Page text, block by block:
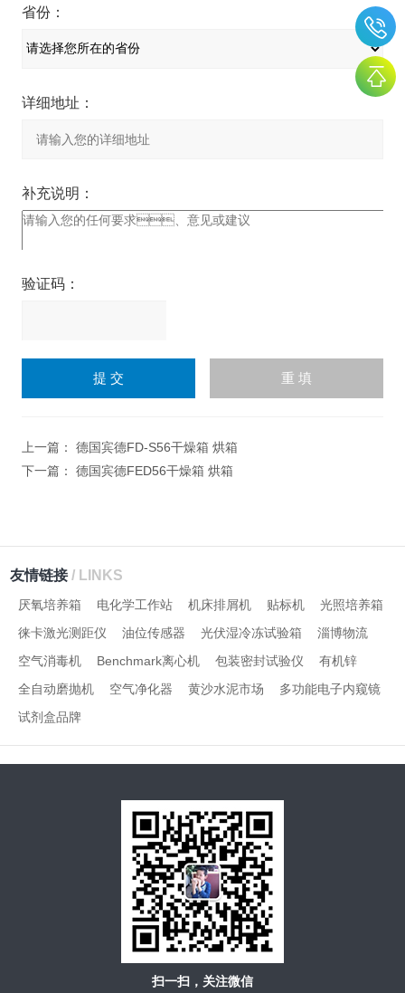
省份：
详细地址：
补充说明：
验证码：
上一篇： 德国宾德FD-S56干燥箱 烘箱
下一篇： 德国宾德FED56干燥箱 烘箱
友情链接/ LINKS
厌氧培养箱 电化学工作站 机床排屑机 贴标机
光照培养箱
徕卡激光测距仪
油位传感器 光伏湿冷冻试验箱
淄博物流
空气消毒机
Benchmark离心机 包装密封试验仪
有机锌
全自动磨抛机
空气净化器 黄沙水泥市场
多功能电子内窥镜
试剂盒品牌
扫一扫，关注微信